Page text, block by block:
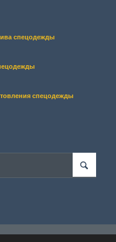
спецодежды
спецодежды